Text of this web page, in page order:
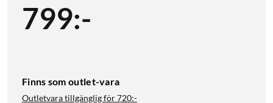
799:-
Finns som outlet-vara
Outletvara tillgänglig för720:-